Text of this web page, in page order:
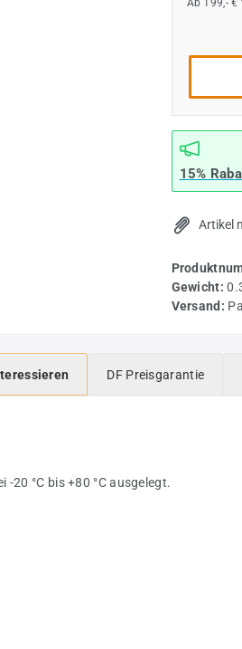
Ab 199,- €
15%
Artikel
Gewicht:
Versand:
DF Preisgarantie
20 °C bis +80 °C ausgelegt.